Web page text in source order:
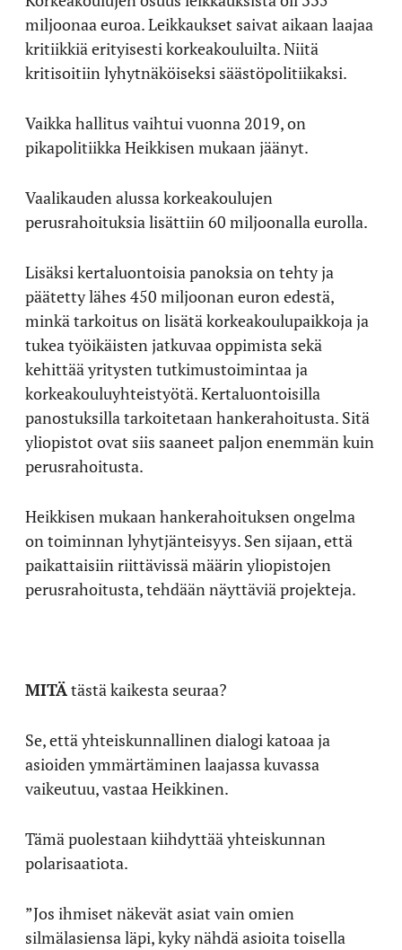
miljoonaa euroa. Leikkaukset saivat aikaan laajaa
kritiikkiä erityisesti korkeakouluilta. Niitä
kritisoitiin lyhytnäköiseksi säästöpolitiikaksi.
Vaikka hallitus vaihtui vuonna 2019, on
pikapolitiikka Heikkisen mukaan jäänyt.
Vaalikauden alussa korkeakoulujen
perusrahoituksia lisättiin 60 miljoonalla eurolla.
Lisäksi kertaluontoisia panoksia on tehty ja
päätetty lähes 450 miljoonan euron edestä,
minkä tarkoitus on lisätä korkeakoulupaikkoja ja
tukea työikäisten jatkuvaa oppimista sekä
kehittää yritysten tutkimustoimintaa ja
korkeakouluyhteistyötä. Kertaluontoisilla
panostuksilla tarkoitetaan hankerahoitusta. Sitä
yliopistot ovat siis saaneet paljon enemmän kuin
perusrahoitusta.
Heikkisen mukaan hankerahoituksen ongelma
on toiminnan lyhytjänteisyys. Sen sijaan, että
paikattaisiin riittävissä määrin yliopistojen
perusrahoitusta, tehdään näyttäviä projekteja.
MITÄtästä kaikesta seuraa?
Se, että yhteiskunnallinen dialogi katoaa ja
asioiden ymmärtäminen laajassa kuvassa
vaikeutuu, vastaa Heikkinen.
Tämä puolestaan kiihdyttää yhteiskunnan
polarisaatiota.
”Jos ihmiset näkevät asiat vain omien
silmälasiensa läpi, kyky nähdä asioita toisella